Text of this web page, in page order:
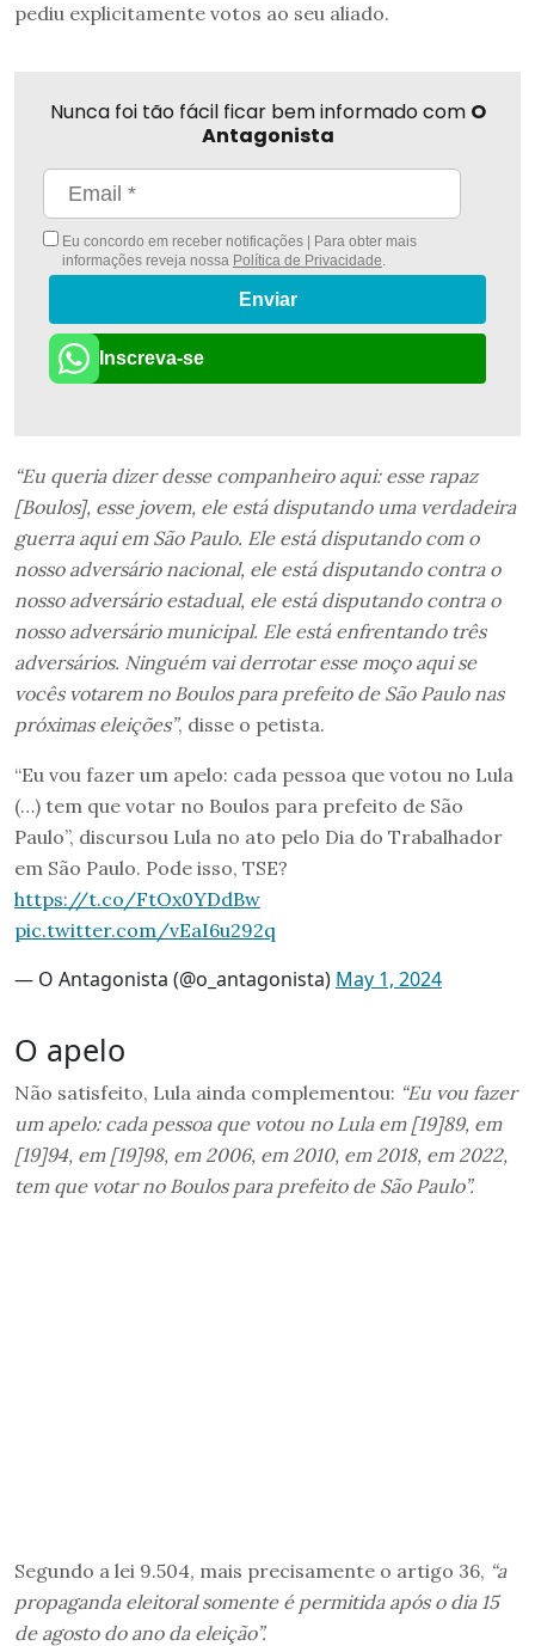
pediu explicitamente votos ao seu aliado.
Nunca foi tão fácil ficar bem informado com O
Antagonista
Eu concordo em receber notificações | Para obter mais
informações reveja nossa Política de Privacidade.
Enviar
Inscreva-se
“Eu queria dizer desse companheiro aqui: esse rapaz
[Boulos], esse jovem, ele está disputando uma verdadeira
guerra aqui em São Paulo. Ele está disputando com o
nosso adversário nacional, ele está disputando contra o
nosso adversário estadual, ele está disputando contra o
nosso adversário municipal. Ele está enfrentando três
adversários. Ninguém vai derrotar esse moço aqui se
vocês votarem no Boulos para prefeito de São Paulo nas
próximas eleições”, disse o petista.
“Eu vou fazer um apelo: cada pessoa que votou no Lula
(…) tem que votar no Boulos para prefeito de São
Paulo”, discursou Lula no ato pelo Dia do Trabalhador
em São Paulo. Pode isso, TSE?
https://t.co/FtOx0YDdBw
pic.twitter.com/vEaI6u292q
— O Antagonista (@o_antagonista) May 1, 2024
O apelo
Não satisfeito, Lula ainda complementou: “Eu vou fazer
um apelo: cada pessoa que votou no Lula em [19]89, em
[19]94, em [19]98, em 2006, em 2010, em 2018, em 2022,
tem que votar no Boulos para prefeito de São Paulo”.
Segundo a lei 9.504, mais precisamente o artigo 36, “a
propaganda eleitoral somente é permitida após o dia 15
de agosto do ano da eleição”.